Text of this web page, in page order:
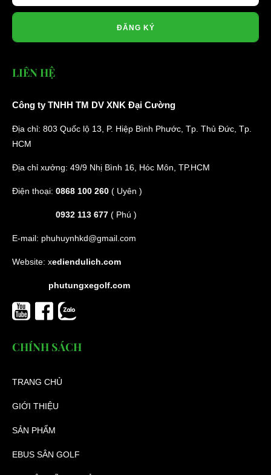
ĐĂNG KÝ
LIÊN HỆ
Công ty TNHH TM DV XNK Đại Cường
Địa chỉ: 803 Quốc lộ 13, P. Hiệp Bình Phước, Tp. Thủ Đức, Tp.
HCM
Địa chỉ xưởng: 49/9 Nhị Bình 16, Hóc Môn, TP.HCM
Điện thoại: 0868 100 260 ( Uyên )
0932 113 677 ( Phú )
E-mail: phuhuynhkd@gmail.com
Website: xediendulich.com
phutungxegolf.com
CHÍNH SÁCH
TRANG CHỦ
GIỚI THIỆU
SẢN PHẨM
EBUS SÂN GOLF